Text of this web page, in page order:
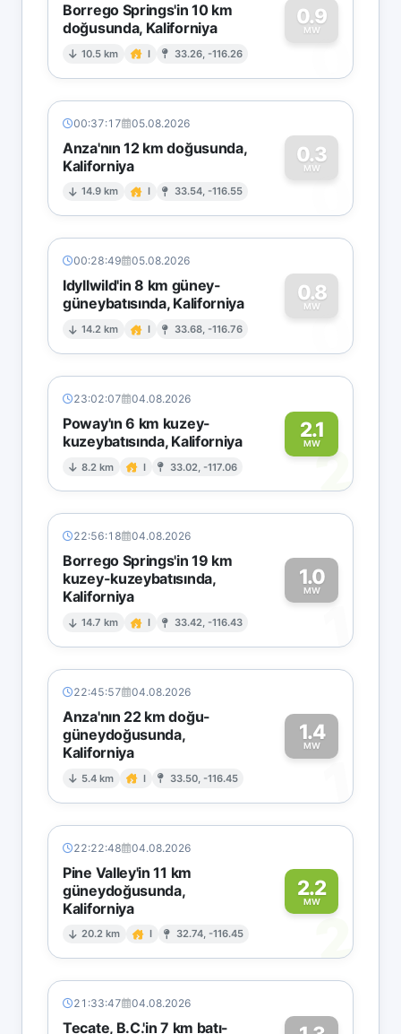
Borrego Springs'in 10 km
doğusunda, Kaliforniya
10.5 km I 33.26, -116.26
0.9
MW
0
00:37:17 05.08.2026
Anza'nın 12 km doğusunda,
Kaliforniya
14.9 km I 33.54, -116.55
0.3
MW
0
00:28:49 05.08.2026
Idyllwild'in 8 km güney-
güneybatısında, Kaliforniya
14.2 km I 33.68, -116.76
0.8
MW
0
23:02:07 04.08.2026
Poway'ın 6 km kuzey-
kuzeybatısında, Kaliforniya
8.2 km I 33.02, -117.06
2.1
MW2
22:56:18 04.08.2026
Borrego Springs'in 19 km
kuzey-kuzeybatısında,
Kaliforniya
14.7 km I 33.42, -116.43
1.0
MW
1
22:45:57 04.08.2026
Anza'nın 22 km doğu-
güneydoğusunda,
Kaliforniya
5.4 km I 33.50, -116.45
1.4
MW
1
22:22:48 04.08.2026
Pine Valley'in 11 km
güneydoğusunda,
Kaliforniya
20.2 km I 32.74, -116.45
2.2
MW
2
21:33:47 04.08.2026
Tecate, B.C.'in 7 km batı-